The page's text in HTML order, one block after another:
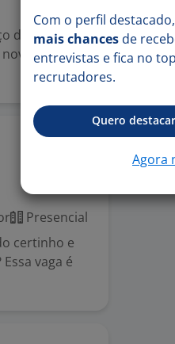
de buffet
Presencial
certinho e
vaga é
Com o perfil
mais chances de
entrevistas e fica no
recrutadores.
Quero
Agora